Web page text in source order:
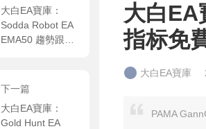
大白EA寶庫：
Sodda Robot EA
EMA50 趨勢跟蹤
MT5 EA
下一篇
大白EA寶庫：
Gold Hunt EA
大白
指标免
大白EA寶庫
PAMA